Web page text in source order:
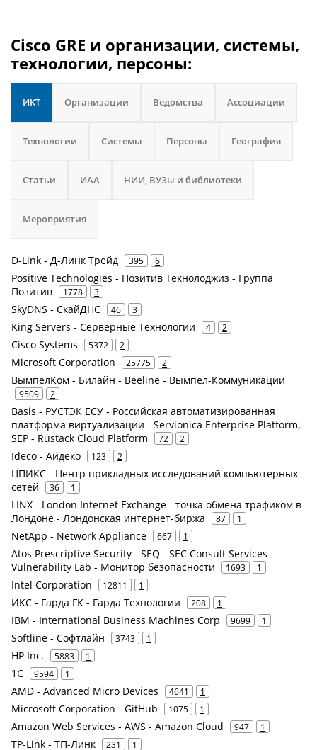
Cisco GRE и организации, системы,
технологии, персоны:
ИКТ Организации Ведомства Ассоциации
Технологии Системы Персоны География
Статьи ИАА НИИ, ВУЗы и библиотеки
Мероприятия
D-Link - Д-Линк Трейд 395 6
Positive Technologies - Позитив Текнолоджиз - Группа
Позитив
1778 3
SkyDNS - СкайДНС 46 3
King Servers - Серверные Технологии 4 2
Cisco Systems 5372 2
Microsoft Corporation 25775 2
ВымпелКом - Билайн - Beeline - Вымпел-Коммуникации
9509 2
Basis - РУСТЭК ЕСУ - Российская автоматизированная
платформа виртуализации - Servionica Enterprise Platform,
SEP - Rustack Cloud Platform
72 2
Ideco - Айдеко 123 2
ЦПИКС - Центр прикладных исследований компьютерных
сетей
36 1
LINX - London Internet Exchange - точка обмена трафиком в
Лондоне - Лондонская интернет-биржа
87 1
NetApp - Network Appliance 667 1
Atos Prescriptive Security - SEQ - SEC Consult Services -
Vulnerability Lab - Монитор безопасности
1693 1
Intel Corporation 12811 1
ИКС - Гарда ГК - Гарда Технологии 208 1
IBM - International Business Machines Corp 9699 1
Softline - Софтлайн 3743 1
HP Inc. 5883 1
1С 9594 1
AMD - Advanced Micro Devices 4641 1
Microsoft Corporation - GitHub 1075 1
Amazon Web Services - AWS - Amazon Cloud 947 1
TP-Link - ТП-Линк 231 1